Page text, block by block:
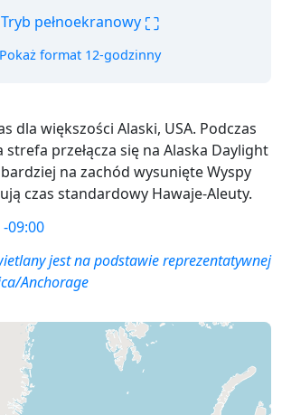
Tryb pełnoekranowy ⛶
Pokaż format 12-godzinny
dla większości Alaski, USA. Podczas
przełącza się na Alaska Daylight
na zachód wysunięte Wyspy
czas standardowy Hawaje-Aleuty.
-09:00
jest na podstawie reprezentatywnej
Anchorage